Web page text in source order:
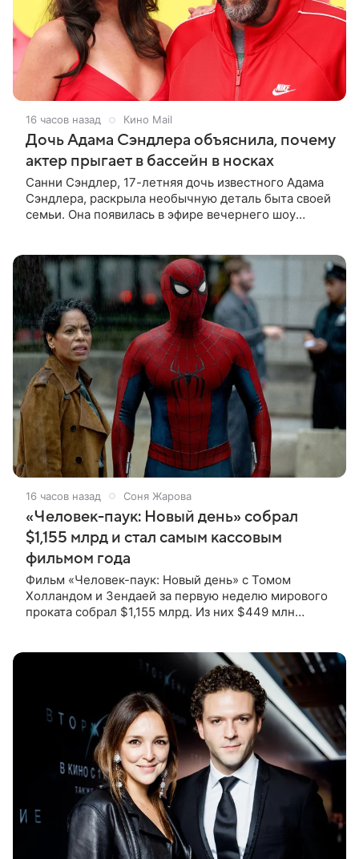
16 часов назад Кино Mail
Дочь Адама Сэндлера объяснила, почему
актер прыгает в бассейн в носках
Санни Сэндлер, 17-летняя дочь известного Адама
Сэндлера, раскрыла необычную деталь быта своей
семьи. Она появилась в эфире вечернего шоу
16 часов назад Соня Жарова
«Человек-паук: Новый день» собрал
$1,155 млрд и стал самым кассовым
фильмом года
Фильм «Человек-паук: Новый день» с Томом
Холландом и Зендаей за первую неделю мирового
проката собрал $1,155 млрд. Из них $449 млн